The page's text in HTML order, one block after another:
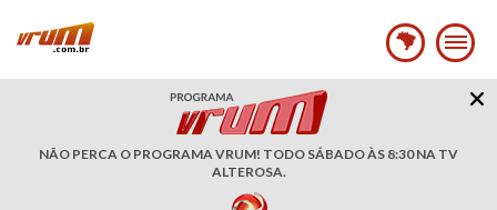
NÃO PERCA O PROGRAMA VRUM! TODO SÁBADO ÀS 8:30 NA TV
ALTEROSA.